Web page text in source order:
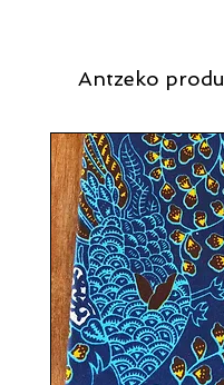
Antzeko